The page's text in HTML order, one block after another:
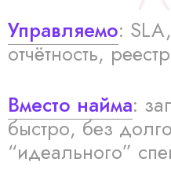
Управляемо:
отчётность,
Вместо найма:
быстро, без
“идеального”